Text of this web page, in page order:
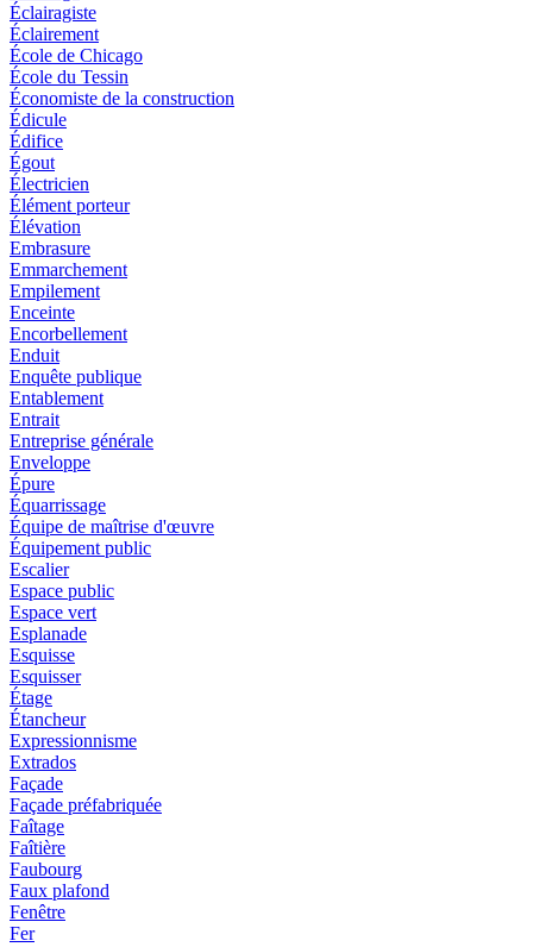
Éclairagiste
Éclairement
École de Chicago
École du Tessin
Économiste de la construction
Édicule
Édifice
Égout
Électricien
Élément porteur
Élévation
Embrasure
Emmarchement
Empilement
Enceinte
Encorbellement
Enduit
Enquête publique
Entablement
Entrait
Entreprise générale
Enveloppe
Épure
Équarrissage
Équipe de maîtrise d'œuvre
Équipement public
Escalier
Espace public
Espace vert
Esplanade
Esquisse
Esquisser
Étage
Étancheur
Expressionnisme
Extrados
Façade
Façade préfabriquée
Faîtage
Faîtière
Faubourg
Faux plafond
Fenêtre
Fer